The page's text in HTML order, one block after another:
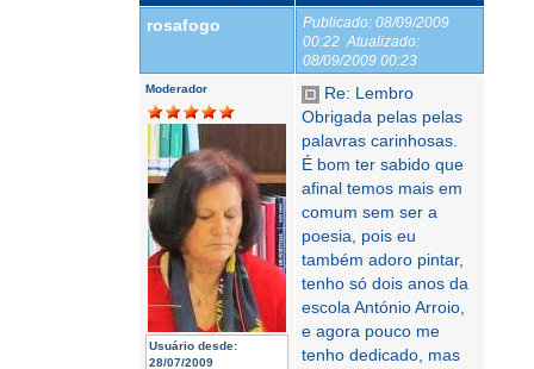
rosafogo Publicado: 08/09/2009
00:22 Atualizado:
08/09/2009 00:23
Moderador
Usuário desde:
28/07/2009
Re: Lembro
Obrigada pelas pelas
palavras carinhosas.
É bom ter sabido que
afinal temos mais em
comum sem ser a
poesia, pois eu
também adoro pintar,
tenho só dois anos da
escola António Arroio,
e agora pouco me
tenho dedicado, mas